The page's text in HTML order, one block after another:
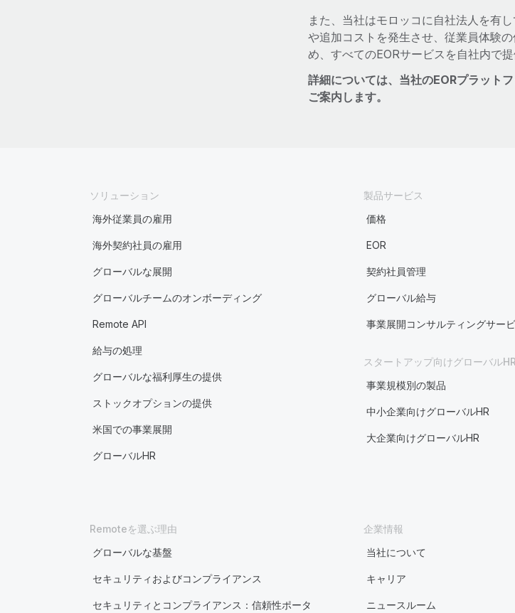
また、当社はモロッコに自社法人を有
や追加コストを発生させ、従業員体験
め、すべてのEORサービスを自社内で提
詳細については、当社のEORプラット
ご案内します。
ソリューション
海外従業員の雇用
海外契約社員の雇用
グローバルな展開
グローバルチームのオンボーディング
Remote API
給与の処理
グローバルな福利厚生の提供
ストックオプションの提供
米国での事業展開
グローバルHR
製品サービス
価格
EOR
契約社員管理
グローバル給与
事業展開コンサルティングサー
スタートアップ向けグローバルHR
事業規模別の製品
中小企業向けグローバルHR
大企業向けグローバルHR
Remoteを選ぶ理由
グローバルな基盤
セキュリティおよびコンプライアンス
セキュリティとコンプライアンス：信頼性ポータ
企業情報
当社について
キャリア
ニュースルーム